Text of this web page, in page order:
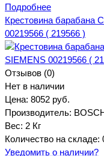
Подробнее
Крестовина барабана
00219566 ( 219566 )
Отзывов (0)
Нет в наличии
Цена: 8052 руб.
Производитель:
Вес: 2 Кг
Количество на складе:
Уведомить о наличии?